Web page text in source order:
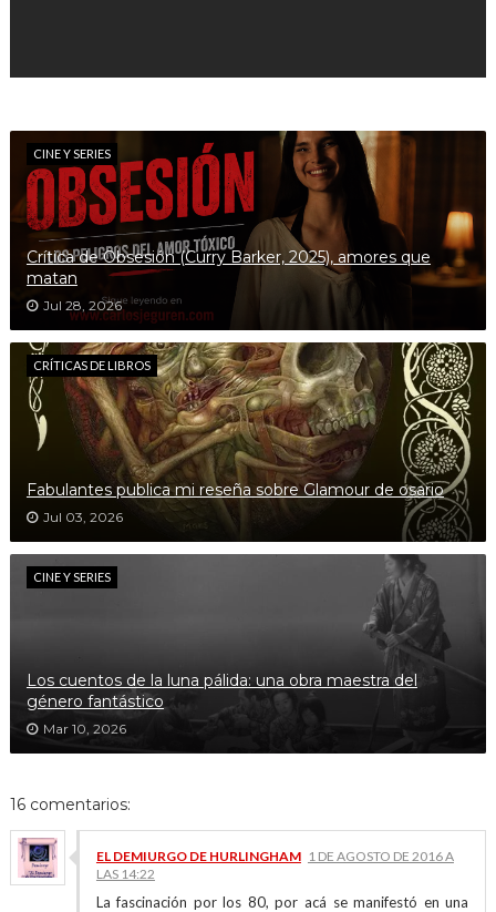
CINE Y SERIES
Crítica de Obsesión (Curry Barker, 2025), amores que
matan
Jul 28, 2026
CRÍTICAS DE LIBROS
Fabulantes publica mi reseña sobre Glamour de osario
Jul 03, 2026
CINE Y SERIES
Los cuentos de la luna pálida: una obra maestra del
género fantástico
Mar 10, 2026
16 comentarios:
EL DEMIURGO DE HURLINGHAM 1 DE AGOSTO DE 2016 A
LAS 14:22
La fascinación por los 80, por acá se manifestó en una